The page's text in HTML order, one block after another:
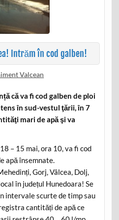
Intrăm în cod galben!
Valcean
că va fi cod galben de ploi
în sud-vestul ţării, în 7
mari de apă şi va
– 15 mai, ora 10, va fi cod
apă însemnate.
Gorj, Vâlcea, Dolj,
în județul Hunedoara! Se
intervale scurte de timp sau
cantități de apă ce